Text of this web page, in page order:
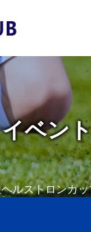
イベン
ルストロンカ